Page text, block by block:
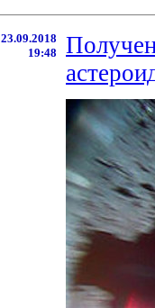
23.09.2018
19:48